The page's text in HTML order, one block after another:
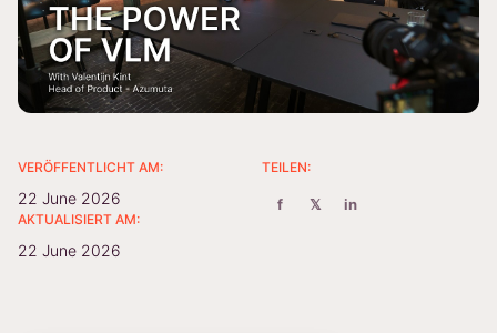
VERÖFFENTLICHT AM:
22 June 2026
AKTUALISIERT AM:
22 June 2026
TEILEN:
f 𝕏 in